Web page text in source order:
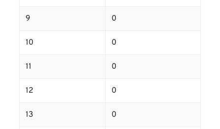
9 0
10 0
11 0
12 0
13 0